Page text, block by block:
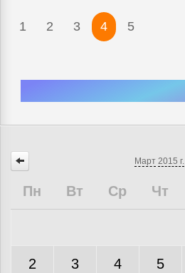
1 2 3 4 5
Март 2015 г.
Пн Вт Ср Чт
2 3 4 5